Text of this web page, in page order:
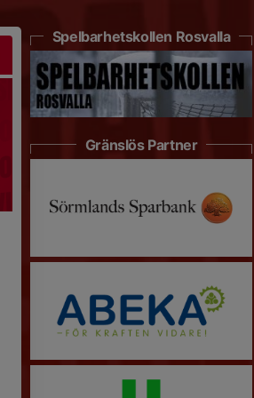
Spelbarhetskollen Rosvalla
Gränslös Partner